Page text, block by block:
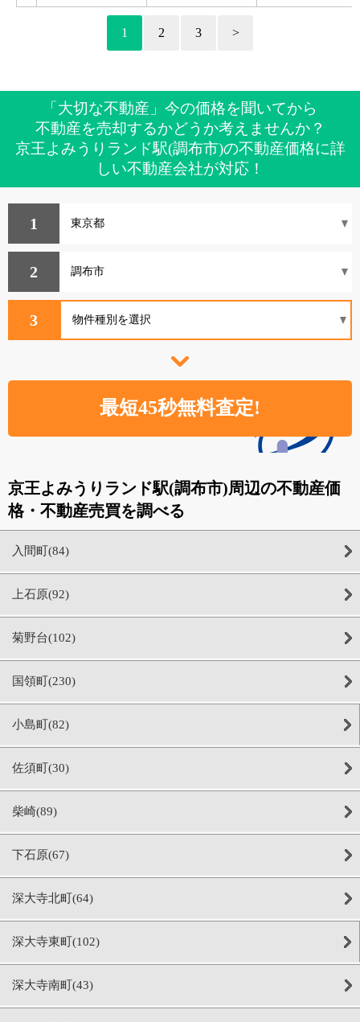
1 2 3 >
「大切な不動産」今の価格を聞いてから
不動産を売却するかどうか考えませんか？
京王よみうりランド駅(調布市)の不動産価格に詳
しい不動産会社が対応！
1
2
3
京王よみうりランド駅(調布市)周辺の不動産価
格・不動産売買を調べる
入間町(84)
上石原(92)
菊野台(102)
国領町(230)
小島町(82)
佐須町(30)
柴崎(89)
下石原(67)
深大寺北町(64)
深大寺東町(102)
深大寺南町(43)